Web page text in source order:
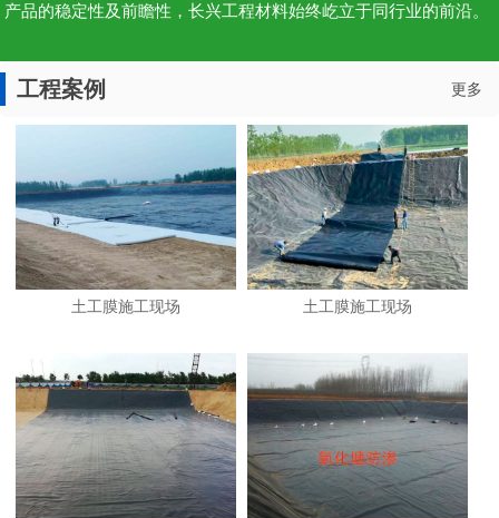
产品的稳定性及前瞻性，长兴工程材料始终屹立于同行业的前沿。
工程案例 更多
土工膜施工现场 土工膜施工现场